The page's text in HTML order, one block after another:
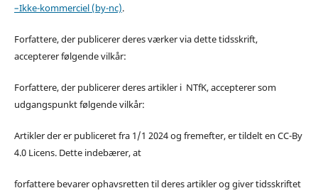
–Ikke-kommerciel (by-nc).
Forfattere, der publicerer deres værker via dette tidsskrift,
accepterer følgende vilkår:
Forfattere, der publicerer deres artikler i NTfK, accepterer som
udgangspunkt følgende vilkår:
Artikler der er publiceret fra 1/1 2024 og fremefter, er tildelt en CC-By
4.0 Licens. Dette indebærer, at
forfattere bevarer ophavsretten til deres artikler og giver tidsskriftet